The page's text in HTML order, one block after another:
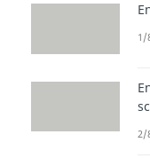
1/
2/